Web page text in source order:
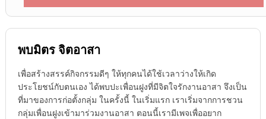
พบมิตร จิตอาสา
เพื่อสร้างสรรค์กิจกรรมดีๆ ให้ทุกคนได้ใช้เวลาว่างให้เกิด
ประโยชน์กับตนเอง ได้พบปะเพื่อนฝูงที่มีจิตใจรักงานอาสา จึงเป็น
ที่มาของการก่อตั้งกลุ่ม ในครั้งนี้ ในเริ่มแรก เราเริ่มจากการชวน
กลุ่มเพื่อนฝูงเข้ามาร่วมงานอาสา ตอนนี้เรามีเพจเพื่ออยาก